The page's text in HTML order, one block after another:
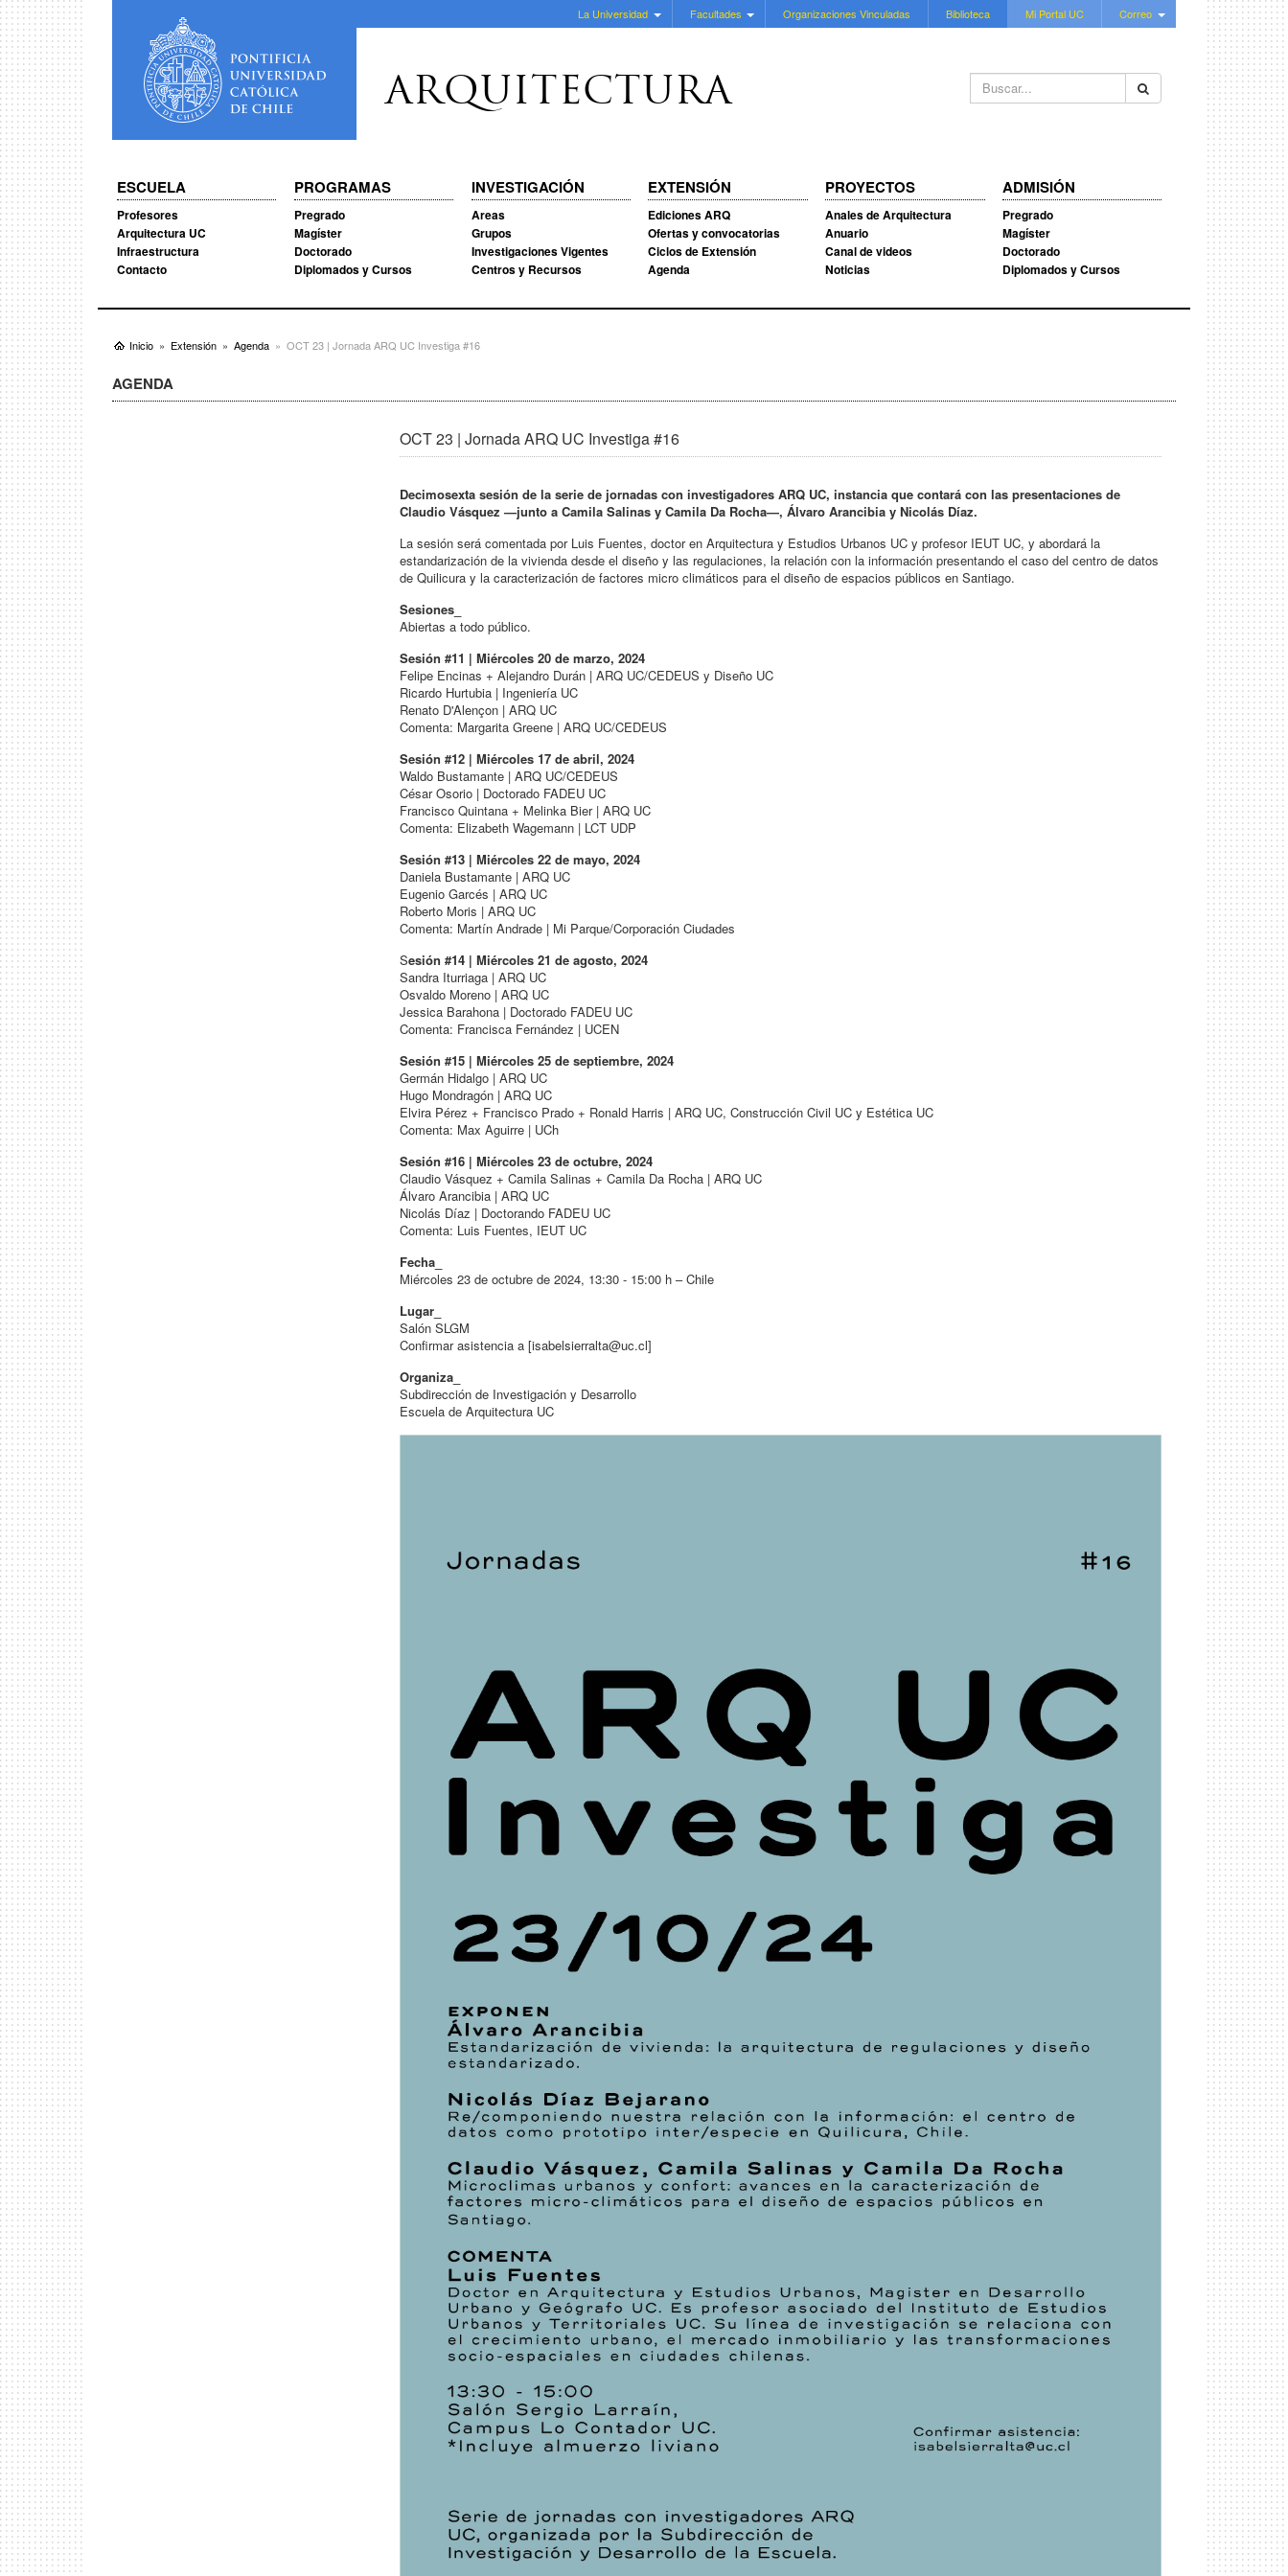
La Universidad Facultades Organizaciones Vinculadas Biblioteca Mi Portal UC Correo
Buscar...
ARQUITECTURA
ESCUELA
Profesores
Arquitectura UC
Infraestructura
Contacto
PROGRAMAS
Pregrado
Magíster
Doctorado
Diplomados y Cursos
INVESTIGACIÓN
Areas
Grupos
Investigaciones Vigentes
Centros y Recursos
EXTENSIÓN
Ediciones ARQ
Ofertas y convocatorias
Ciclos de Extensión
Agenda
PROYECTOS
Anales de Arquitectura
Anuario
Canal de videos
Noticias
ADMISIÓN
Pregrado
Magíster
Doctorado
Diplomados y Cursos
Inicio Extensión Agenda OCT 23 | Jornada ARQ UC Investiga #16
AGENDA
OCT 23 | Jornada ARQ UC Investiga #16
Decimosexta sesión de la serie de jornadas con investigadores ARQ UC, instancia que contará con las presentaciones de
Claudio Vásquez —junto a Camila Salinas y Camila Da Rocha—, Álvaro Arancibia y Nicolás Díaz.
La sesión será comentada por Luis Fuentes, doctor en Arquitectura y Estudios Urbanos UC y profesor IEUT UC, y abordará la
estandarización de la vivienda desde el diseño y las regulaciones, la relación con la información presentando el caso del centro de datos
de Quilicura y la caracterización de factores micro climáticos para el diseño de espacios públicos en Santiago.
Sesiones_
Abiertas a todo público.
Sesión #11 | Miércoles 20 de marzo, 2024
Felipe Encinas + Alejandro Durán | ARQ UC/CEDEUS y Diseño UC
Ricardo Hurtubia | Ingeniería UC
Renato D'Alençon | ARQ UC
Comenta: Margarita Greene | ARQ UC/CEDEUS
Sesión #12 | Miércoles 17 de abril, 2024
Waldo Bustamante | ARQ UC/CEDEUS
César Osorio | Doctorado FADEU UC
Francisco Quintana + Melinka Bier | ARQ UC
Comenta: Elizabeth Wagemann | LCT UDP
Sesión #13 | Miércoles 22 de mayo, 2024
Daniela Bustamante | ARQ UC
Eugenio Garcés | ARQ UC
Roberto Moris | ARQ UC
Comenta: Martín Andrade | Mi Parque/Corporación Ciudades
Sesión #14 | Miércoles 21 de agosto, 2024
Sandra Iturriaga | ARQ UC
Osvaldo Moreno | ARQ UC
Jessica Barahona | Doctorado FADEU UC
Comenta: Francisca Fernández | UCEN
Sesión #15 | Miércoles 25 de septiembre, 2024
Germán Hidalgo | ARQ UC
Hugo Mondragón | ARQ UC
Elvira Pérez + Francisco Prado + Ronald Harris | ARQ UC, Construcción Civil UC y Estética UC
Comenta: Max Aguirre | UCh
Sesión #16 | Miércoles 23 de octubre, 2024
Claudio Vásquez + Camila Salinas + Camila Da Rocha | ARQ UC
Álvaro Arancibia | ARQ UC
Nicolás Díaz | Doctorando FADEU UC
Comenta: Luis Fuentes, IEUT UC
Fecha_
Miércoles 23 de octubre de 2024, 13:30 - 15:00 h – Chile
Lugar_
Salón SLGM
Confirmar asistencia a [isabelsierralta@uc.cl]
Organiza_
Subdirección de Investigación y Desarrollo
Escuela de Arquitectura UC